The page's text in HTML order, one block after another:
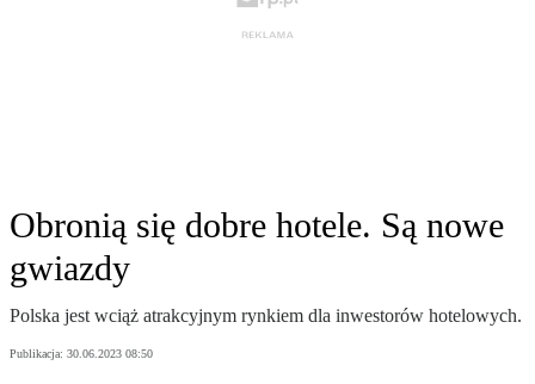
Obronią się dobre hotele. Są nowe
gwiazdy
Polska jest wciąż atrakcyjnym rynkiem dla inwestorów hotelowych.
Publikacja: 30.06.2023 08:50